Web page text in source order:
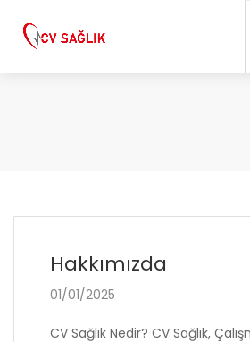
Hakkımızda
01/01/2025
CV Sağlık Nedir? CV Sağlık,